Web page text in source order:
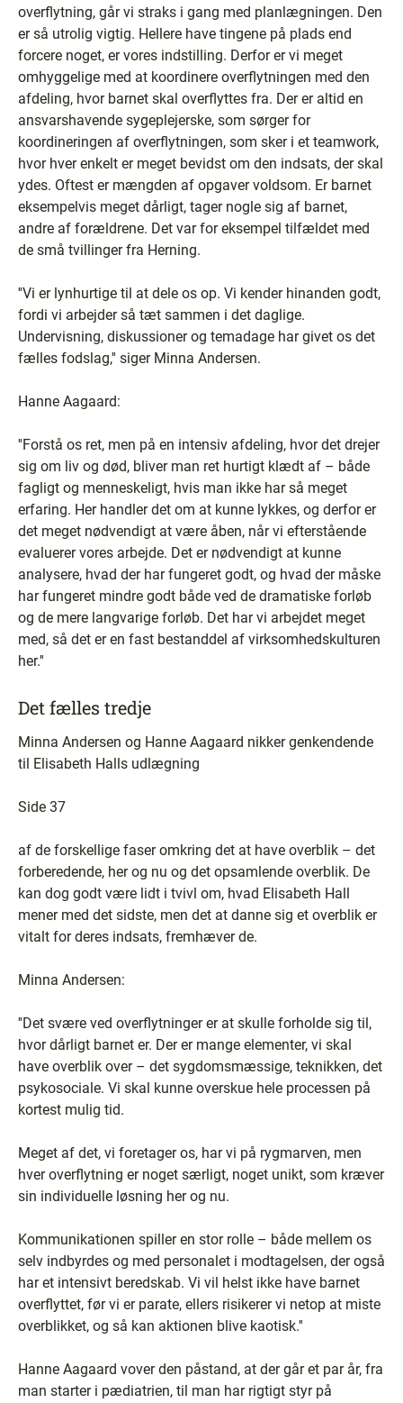
overflytning, går vi straks i gang med planlægningen. Den
er så utrolig vigtig. Hellere have tingene på plads end
forcere noget, er vores indstilling. Derfor er vi meget
omhyggelige med at koordinere overflytningen med den
afdeling, hvor barnet skal overflyttes fra. Der er altid en
ansvarshavende sygeplejerske, som sørger for
koordineringen af overflytningen, som sker i et teamwork,
hvor hver enkelt er meget bevidst om den indsats, der skal
ydes. Oftest er mængden af opgaver voldsom. Er barnet
eksempelvis meget dårligt, tager nogle sig af barnet,
andre af forældrene. Det var for eksempel tilfældet med
de små tvillinger fra Herning.
''Vi er lynhurtige til at dele os op. Vi kender hinanden godt,
fordi vi arbejder så tæt sammen i det daglige.
Undervisning, diskussioner og temadage har givet os det
fælles fodslag,'' siger Minna Andersen.
Hanne Aagaard:
''Forstå os ret, men på en intensiv afdeling, hvor det drejer
sig om liv og død, bliver man ret hurtigt klædt af – både
fagligt og menneskeligt, hvis man ikke har så meget
erfaring. Her handler det om at kunne lykkes, og derfor er
det meget nødvendigt at være åben, når vi efterstående
evaluerer vores arbejde. Det er nødvendigt at kunne
analysere, hvad der har fungeret godt, og hvad der måske
har fungeret mindre godt både ved de dramatiske forløb
og de mere langvarige forløb. Det har vi arbejdet meget
med, så det er en fast bestanddel af virksomhedskulturen
her.''
Det fælles tredje
Minna Andersen og Hanne Aagaard nikker genkendende
til Elisabeth Halls udlægning
Side 37
af de forskellige faser omkring det at have overblik – det
forberedende, her og nu og det opsamlende overblik. De
kan dog godt være lidt i tvivl om, hvad Elisabeth Hall
mener med det sidste, men det at danne sig et overblik er
vitalt for deres indsats, fremhæver de.
Minna Andersen:
''Det svære ved overflytninger er at skulle forholde sig til,
hvor dårligt barnet er. Der er mange elementer, vi skal
have overblik over – det sygdomsmæssige, teknikken, det
psykosociale. Vi skal kunne overskue hele processen på
kortest mulig tid.
Meget af det, vi foretager os, har vi på rygmarven, men
hver overflytning er noget særligt, noget unikt, som kræver
sin individuelle løsning her og nu.
Kommunikationen spiller en stor rolle – både mellem os
selv indbyrdes og med personalet i modtagelsen, der også
har et intensivt beredskab. Vi vil helst ikke have barnet
overflyttet, før vi er parate, ellers risikerer vi netop at miste
overblikket, og så kan aktionen blive kaotisk.''
Hanne Aagaard vover den påstand, at der går et par år, fra
man starter i pædiatrien, til man har rigtigt styr på